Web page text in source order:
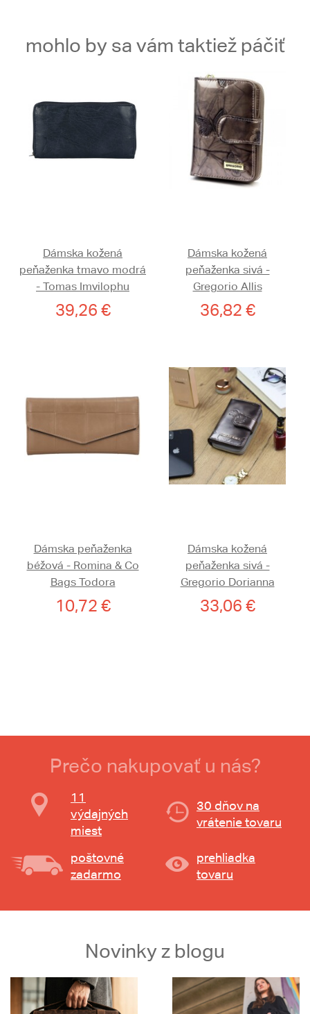
mohlo by sa vám taktiež páčiť
Dámska kožená
peňaženka tmavo modrá
- Tomas Imvilophu
39,26 €
Dámska kožená
peňaženka sivá -
Gregorio Allis
36,82 €
Dámska peňaženka
béžová - Romina & Co
Bags Todora
10,72 €
Dámska kožená
peňaženka sivá -
Gregorio Dorianna
33,06 €
Prečo nakupovať u nás?
11
výdajných
miest
30 dňov na
vrátenie tovaru
poštovné
zadarmo
prehliadka
tovaru
Novinky z blogu